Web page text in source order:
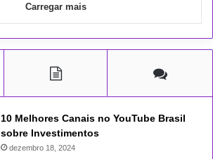
Carregar mais
10 Melhores Canais no YouTube Brasil
sobre Investimentos
dezembro 18, 2024